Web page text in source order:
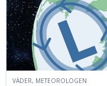
VÄDER, METEOROLOGEN